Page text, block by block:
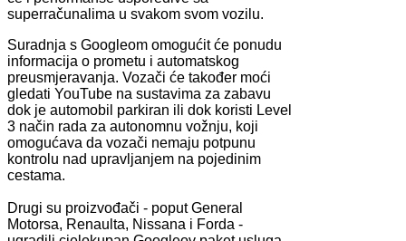
superračunalima u svakom svom vozilu.
Suradnja s Googleom omogućit će ponudu
informacija o prometu i automatskog
preusmjeravanja. Vozači će također moći
gledati YouTube na sustavima za zabavu
dok je automobil parkiran ili dok koristi Level
3 način rada za autonomnu vožnju, koji
omogućava da vozači nemaju potpunu
kontrolu nad upravljanjem na pojedinim
cestama.
Drugi su proizvođači - poput General
Motorsa, Renaulta, Nissana i Forda -